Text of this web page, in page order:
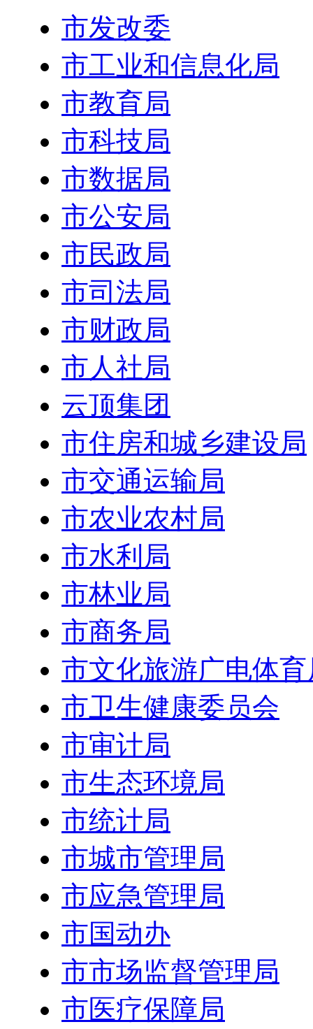
市发改委
市工业和信息化局
市教育局
市科技局
市数据局
市公安局
市民政局
市司法局
市财政局
市人社局
云顶集团
市住房和城乡建设局
市交通运输局
市农业农村局
市水利局
市林业局
市商务局
市文化旅游广电体育
市卫生健康委员会
市审计局
市生态环境局
市统计局
市城市管理局
市应急管理局
市国动办
市市场监督管理局
市医疗保障局